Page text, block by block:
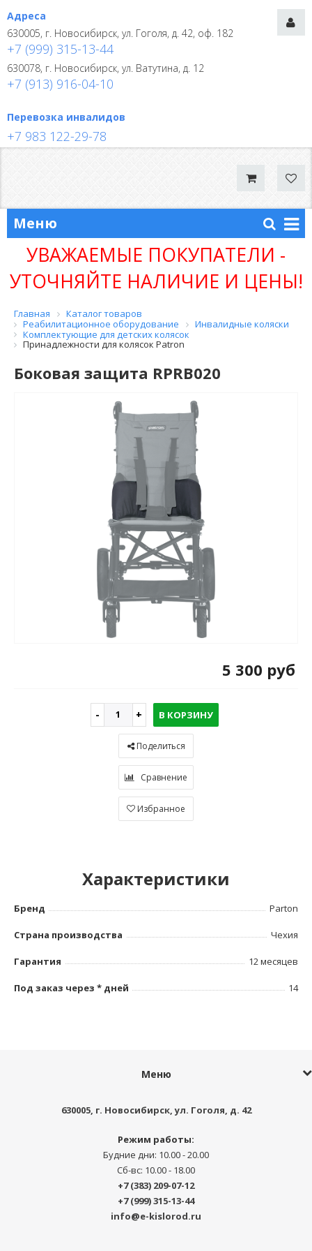
Адреса
630005, г. Новосибирск, ул. Гоголя, д. 42, оф. 182
+7 (999) 315-13-44
630078, г. Новосибирск, ул. Ватутина, д. 12
+7 (913) 916-04-10
Перевозка инвалидов
+7 983 122-29-78
Меню
УВАЖАЕМЫЕ ПОКУПАТЕЛИ -
УТОЧНЯЙТЕ НАЛИЧИЕ И ЦЕНЫ!
Главная
Каталог товаров
Реабилитационное оборудование
Инвалидные коляски
Комплектующие для детских колясок
Принадлежности для колясок Patron
Боковая защита RPRB020
5 300 руб
В КОРЗИНУ
Поделиться
Сравнение
Избранное
Характеристики
Бренд Parton
Страна производства Чехия
Гарантия 12 месяцев
Под заказ через * дней 14
Меню
630005, г. Новосибирск,ул. Гоголя, д. 42
Режим работы:
Будние дни: 10.00 - 20.00
Сб-вс: 10.00 - 18.00
+7 (383) 209-07-12
+7 (999) 315-13-44
info@e-kislorod.ru